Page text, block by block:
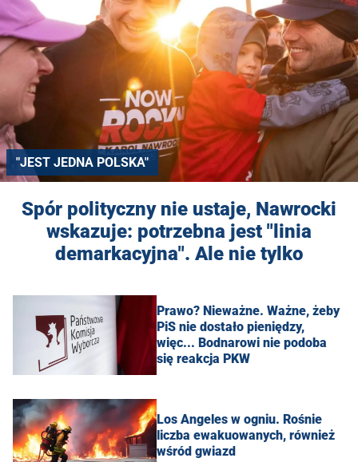
"JEST JEDNA POLSKA"
Spór polityczny nie ustaje, Nawrocki
wskazuje: potrzebna jest "linia
demarkacyjna". Ale nie tylko
Prawo? Nieważne. Ważne, żeby
PiS nie dostało pieniędzy,
więc... Bodnarowi nie podoba
się reakcja PKW
Los Angeles w ogniu. Rośnie
liczba ewakuowanych, również
wśród gwiazd